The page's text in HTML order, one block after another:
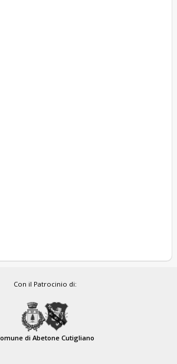
Con il Patrocinio di:
di Abetone Cutigliano